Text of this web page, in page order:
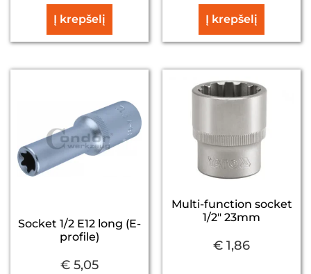
Į krepšelį Į krepšelį
Socket 1/2 E12 long (E-
profile)
€ 5,05
Multi-function socket
1/2″ 23mm
€ 1,86